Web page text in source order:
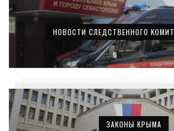
НОВОСТИ СЛЕДСТВЕННОГО
ЗАКОНЫ КРЫМА